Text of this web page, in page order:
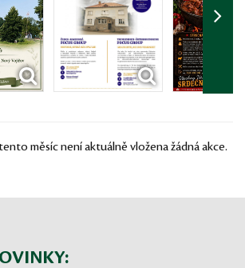
měsíc není aktuálně vložena žádná akce.